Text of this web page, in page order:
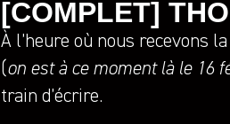
[COMPLET]
À l’heure où nous recevons
(on est à ce moment là le 16
train d’écrire.